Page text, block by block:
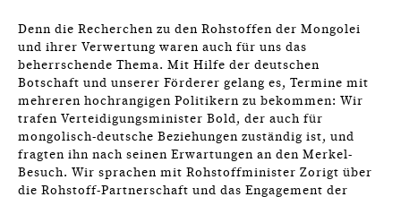
Denn die Recherchen zu den Rohstoffen der Mongolei
und ihrer Verwertung waren auch für uns das
beherrschende Thema. Mit Hilfe der deutschen
Botschaft und unserer Förderer gelang es, Termine mit
mehreren hochrangigen Politikern zu bekommen: Wir
trafen Verteidigungsminister Bold, der auch für
mongolisch-deutsche Beziehungen zuständig ist, und
fragten ihn nach seinen Erwartungen an den Merkel-
Besuch. Wir sprachen mit Rohstoffminister Zorigt über
die Rohstoff-Partnerschaft und das Engagement der